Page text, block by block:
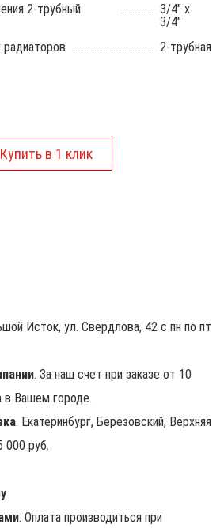
2-трубный
3/4" x
3/4"
2-трубная
Исток, ул. Свердлова, 42 с пн по пт
. За наш счет при заказе от 10
в Вашем городе.
. Екатеринбург, Березовский, Верхняя
000 руб.
. Оплата производиться при